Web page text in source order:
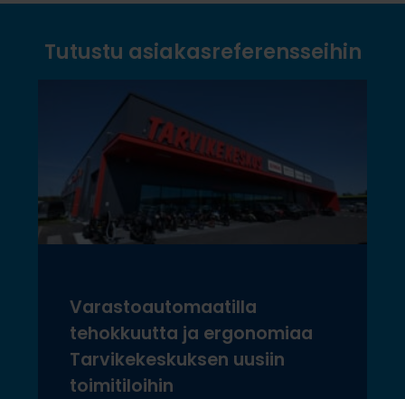
Tutustu asiakasreferensseihin
Varastoautomaatilla
tehokkuutta ja ergonomiaa
Tarvikekeskuksen uusiin
toimitiloihin